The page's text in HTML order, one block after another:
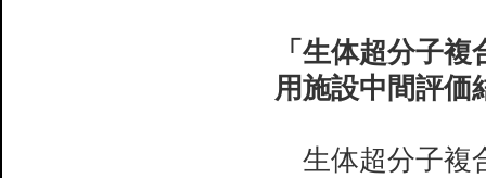
「生体超分子
用施設中間評価
生体超分子複